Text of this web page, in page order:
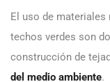
El uso de
techos verdes son
construcción de
del medio ambiente.